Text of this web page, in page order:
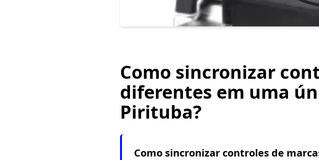
Como sincronizar
diferentes em uma
Pirituba?
Como sincronizar controles de